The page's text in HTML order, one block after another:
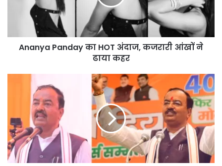
ढाया
Ananya Panday का HOT अंदाज, कजरारी आंखों ने
ढाया कहर
ओवैसी,
अखिलेश
और
राहुल
सब